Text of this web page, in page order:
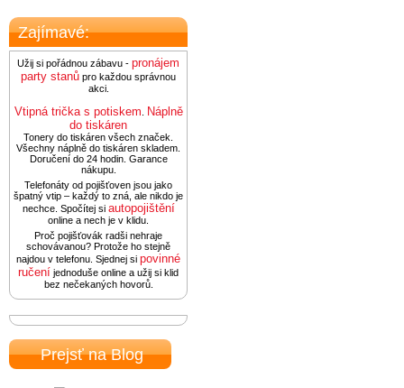
Zajímavé:
Užij si pořádnou zábavu - pronájem
party stanů pro každou správnou
akci.
Vtipná trička s potiskem Náplně
do tiskáren
Tonery do tiskáren všech značek.
Všechny náplně do tiskáren skladem.
Doručení do 24 hodin. Garance
nákupu.
Telefonáty od pojišťoven jsou jako
špatný vtip – každý to zná, ale nikdo je
nechce. Spočítej si autopojištění
online a nech je v klidu.
Proč pojišťovák radši nehraje
schovávanou? Protože ho stejně
najdou v telefonu. Sjednej si povinné
ručení jednoduše online a užij si klid
bez nečekaných hovorů.
Prejsť na Blog